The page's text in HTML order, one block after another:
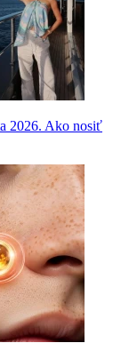
2026. Ako nosiť